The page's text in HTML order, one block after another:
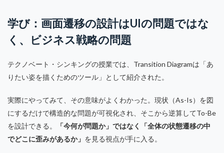
学び：画面遷移の設計はUIの問題ではな
く、ビジネス戦略の問題
テクノベート・シンキングの授業では、Transition Diagramは「あ
りたい姿を描くためのツール」として紹介された。
実際にやってみて、その意味がよくわかった。現状（As-Is）を図
にするだけで構造的な問題が可視化され、そこから逆算してTo-Be
を設計できる。
「今何が問題か」ではなく「全体の状態遷移の中
でどこに歪みがあるか」 を見る視点が手に入る。